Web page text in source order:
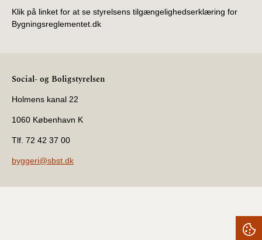
Klik på linket for at se styrelsens tilgængelighedserklæring for
Bygningsreglementet.dk
Social- og Boligstyrelsen
Holmens kanal 22
1060 København K
Tlf. 72 42 37 00
byggeri@sbst.dk